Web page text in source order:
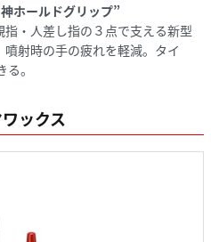
ホールドグリップ”
・人差し指の３点で支える新型
射時の手の疲れを軽減。タイ
。
ックス